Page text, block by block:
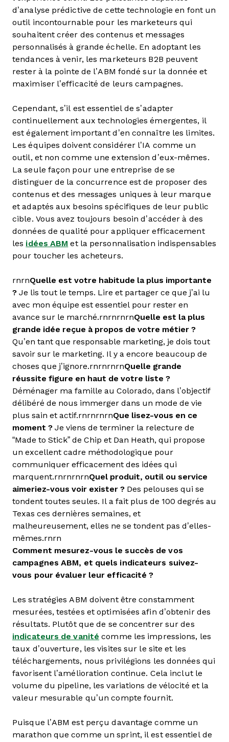
d’analyse prédictive de cette technologie en font un
outil incontournable pour les marketeurs qui
souhaitent créer des contenus et messages
personnalisés à grande échelle. En adoptant les
tendances à venir, les marketeurs B2B peuvent
rester à la pointe de l’ABM fondé sur la donnée et
maximiser l’efficacité de leurs campagnes.
Cependant, s’il est essentiel de s’adapter
continuellement aux technologies émergentes, il
est également important d’en connaître les limites.
Les équipes doivent considérer l’IA comme un
outil, et non comme une extension d’eux-mêmes.
La seule façon pour une entreprise de se
distinguer de la concurrence est de proposer des
contenus et des messages uniques à leur marque
et adaptés aux besoins spécifiques de leur public
cible. Vous avez toujours besoin d’accéder à des
données de qualité pour appliquer efficacement
les idées ABM et la personnalisation indispensables
pour toucher les acheteurs.
rnrnQuelle est votre habitude la plus importante
? Je lis tout le temps. Lire et partager ce que j’ai lu
avec mon équipe est essentiel pour rester en
avance sur le marché.rnrnrnrnQuelle est la plus
grande idée reçue à propos de votre métier ?
Qu’en tant que responsable marketing, je dois tout
savoir sur le marketing. Il y a encore beaucoup de
choses que j’ignore.rnrnrnrnQuelle grande
réussite figure en haut de votre liste ?
Déménager ma famille au Colorado, dans l’objectif
délibéré de nous immerger dans un mode de vie
plus sain et actif.rnrnrnrnQue lisez-vous en ce
moment ? Je viens de terminer la relecture de
“Made to Stick” de Chip et Dan Heath, qui propose
un excellent cadre méthodologique pour
communiquer efficacement des idées qui
marquent.rnrnrnrnQuel produit, outil ou service
aimeriez-vous voir exister ? Des pelouses qui se
tondent toutes seules. Il a fait plus de 100 degrés au
Texas ces dernières semaines, et
malheureusement, elles ne se tondent pas d’elles-
mêmes.rnrn
Comment mesurez-vous le succès de vos
campagnes ABM, et quels indicateurs suivez-
vous pour évaluer leur efficacité ?
Les stratégies ABM doivent être constamment
mesurées, testées et optimisées afin d’obtenir des
résultats. Plutôt que de se concentrer sur des
indicateurs de vanité comme les impressions, les
taux d’ouverture, les visites sur le site et les
téléchargements, nous privilégions les données qui
favorisent l’amélioration continue. Cela inclut le
volume du pipeline, les variations de vélocité et la
valeur mesurable qu’un compte fournit.
Puisque l’ABM est perçu davantage comme un
marathon que comme un sprint, il est essentiel de